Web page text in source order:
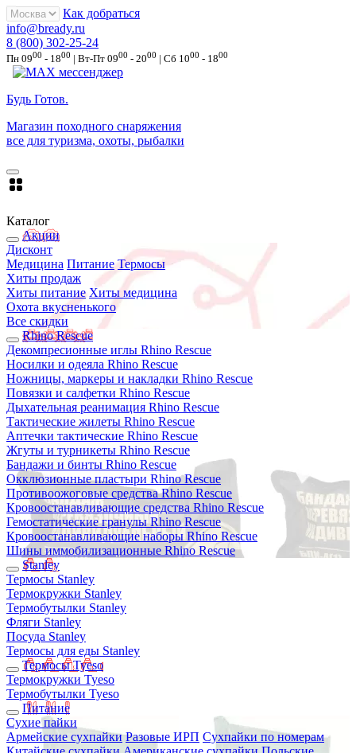
Как добраться
info@bready.ru
8 (800) 302-25-24
Пн 0900 - 1800 | Вт-Пт 0900 - 2000 | Сб 1000 - 1800
Будь Готов.
Магазин походного снаряжения
все для туризма, охоты, рыбалки
Каталог
Акции
Дисконт
Медицина Питание Термосы
Хиты продаж
Хиты питание Хиты медицина
Охота вкусненького
Все скидки
Rhino Rescue
Декомпресионные иглы Rhino Rescue
Носилки и одеяла Rhino Rescue
Ножницы, маркеры и накладки Rhino Rescue
Повязки и салфетки Rhino Rescue
Дыхательная реанимация Rhino Rescue
Тактические жилеты Rhino Rescue
Аптечки тактические Rhino Rescue
Жгуты и турникеты Rhino Rescue
Бандажи и бинты Rhino Rescue
Окклюзионные пластыри Rhino Rescue
Противоожоговые средства Rhino Rescue
Кровоостанавливающие средства Rhino Rescue
Гемостатические гранулы Rhino Rescue
Кровоостанавливающие наборы Rhino Rescue
Шины иммобилизационные Rhino Rescue
Stanley
Термосы Stanley
Термокружки Stanley
Термобутылки Stanley
Фляги Stanley
Посуда Stanley
Термосы для еды Stanley
Термосы Tyeso
Термокружки Tyeso
Термобутылки Tyeso
Питание
Сухие пайки
Армейские сухпайки Разовые ИРП Сухпайки по номерам